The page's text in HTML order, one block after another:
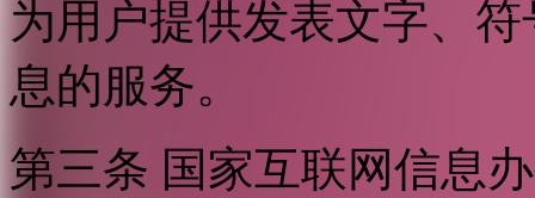
为用户提供发表文字、
息的服务。
第三条 国家互联网信息